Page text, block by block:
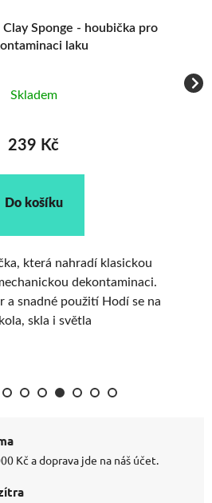
pro
se na
Gyeon Q2M Clay
Měkký clay vhodný
měkkých laků nebo
laků. Šetrný i k
před leštěním nebo
Kč a doprava jde na náš účet.